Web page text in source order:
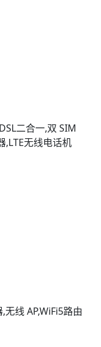
二合一,双 SIM
,LTE无线电话机
线 AP,WiFi5路由